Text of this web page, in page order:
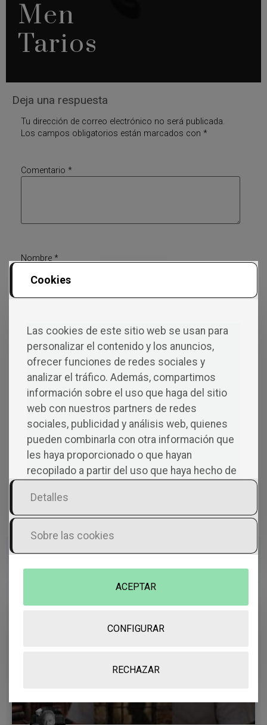
Men
Tarios
Deja una respuesta
Tu dirección de correo electrónico no será publicada.
Los campos obligatorios están marcados con *
Comentario *
Nombre *
Web
Guarda mi nombre, correo electrónico y web en este
navegador para la próxima vez que comente.
ÚLTIMAS ENTRADAS DE OTROS AUTORES
Cookies
Las cookies de este sitio web se usan para
personalizar el contenido y los anuncios,
ofrecer funciones de redes sociales y
analizar el tráfico. Además, compartimos
información sobre el uso que haga del sitio
web con nuestros partners de redes
sociales, publicidad y análisis web, quienes
pueden combinarla con otra información que
les haya proporcionado o que hayan
recopilado a partir del uso que haya hecho de
Detalles
Sobre las cookies
RECHAZAR
CONFIGURAR
ACEPTAR